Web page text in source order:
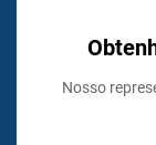
Nosso